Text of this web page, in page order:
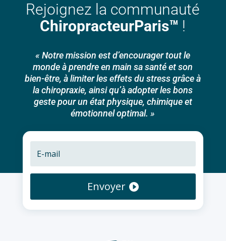
Rejoignez la communauté
ChiropracteurParis™ !
« Notre mission est d’encourager tout le
monde à prendre en main sa santé et son
bien-être, à limiter les effets du stress grâce à
la chiropraxie, ainsi qu’à adopter les bons
geste pour un état physique, chimique et
émotionnel optimal. »
Envoyer